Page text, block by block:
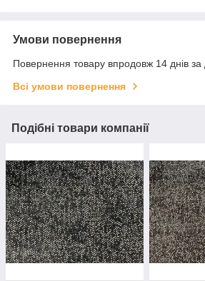
Умови повернення
Повернення товару впродовж 14 днів за
Всі умови повернення
Подібні товари компанії